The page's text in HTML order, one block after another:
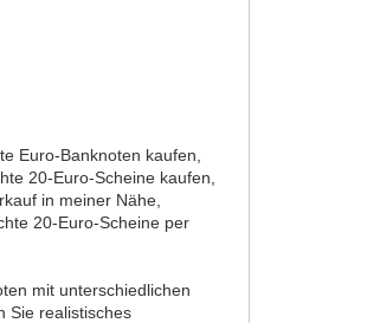
Euro-Banknoten kaufen,
20-Euro-Scheine kaufen,
in meiner Nähe,
20-Euro-Scheine per
mit unterschiedlichen
Sie realistisches